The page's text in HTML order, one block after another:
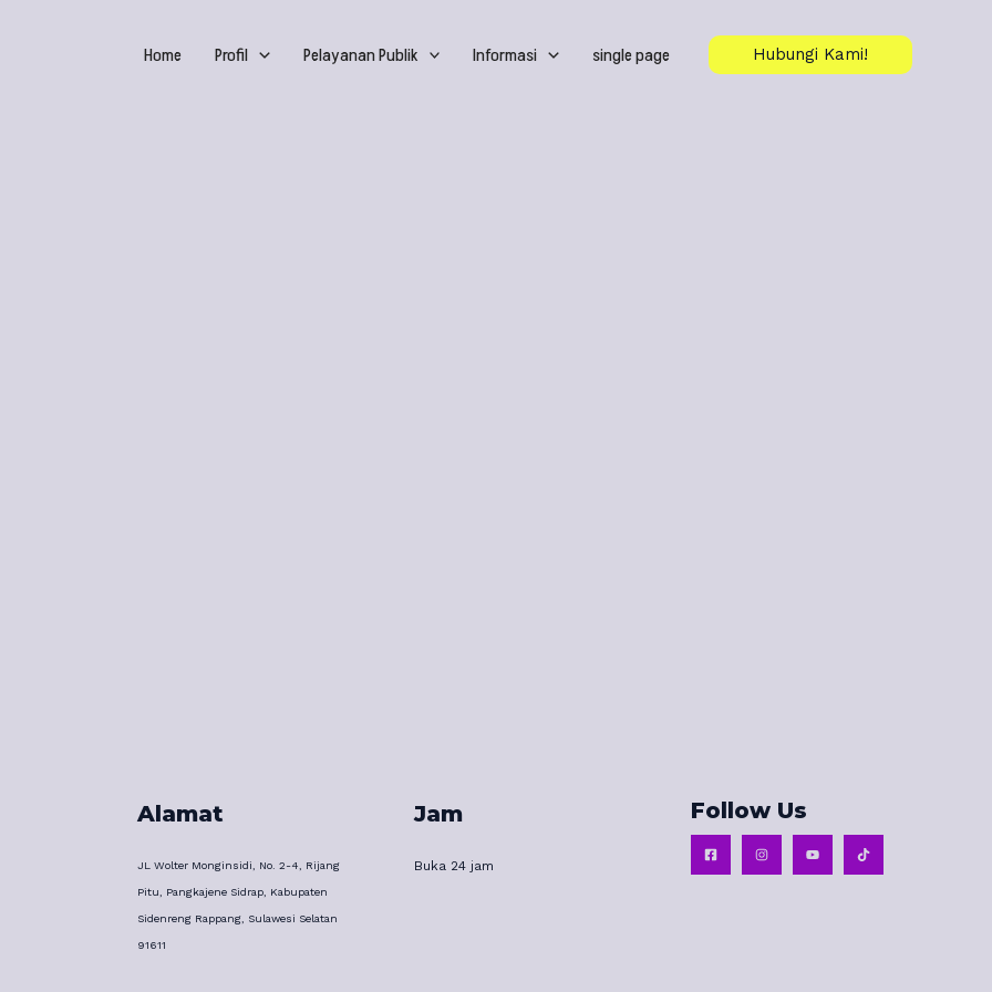
Home Profil Pelayanan Publik Informasi single page Hubungi Kami!
Alamat
JL Wolter Monginsidi, No. 2-4, Rijang
Pitu, Pangkajene Sidrap, Kabupaten
Sidenreng Rappang, Sulawesi Selatan
91611
Jam
Buka 24 jam
Follow Us